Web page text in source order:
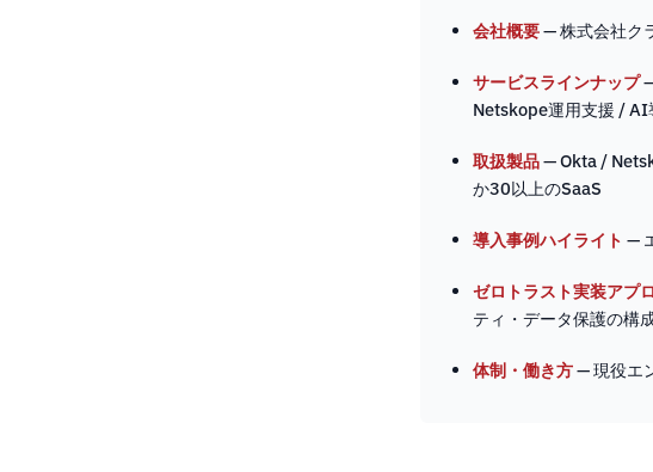
会社概要— 株式会社ク
サービスラインナップ
Netskope運用支援 / AI
取扱製品— Okta /
か30以上のSaaS
導入事例ハイライト —
ゼロトラスト実装アプ
ティ・データ保護の構
体制・働き方— 現役エ